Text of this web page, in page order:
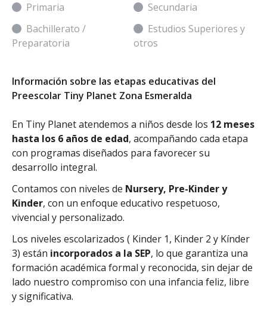
Primaria
Secundaria
Bachillerato /
Preparatoria
Estudios Superiores y
otros
Información sobre las etapas educativas del
Preescolar Tiny Planet Zona Esmeralda
En Tiny Planet atendemos a niños desde los 12 meses
hasta los 6 años de edad, acompañando cada etapa
con programas diseñados para favorecer su
desarrollo integral.
Contamos con niveles de Nursery, Pre-Kinder y
Kinder, con un enfoque educativo respetuoso,
vivencial y personalizado.
Los niveles escolarizados ( Kinder 1, Kinder 2 y Kínder
3) están incorporados a la SEP, lo que garantiza una
formación académica formal y reconocida, sin dejar de
lado nuestro compromiso con una infancia feliz, libre
y significativa.